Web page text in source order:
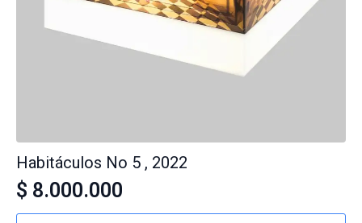
Habitáculos No 5 , 2022
$ 8.000.000